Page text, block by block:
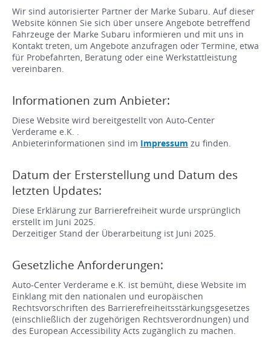
Wir sind autorisierter Partner der Marke Subaru. Auf dieser
Website können Sie sich über unsere Angebote betreffend
Fahrzeuge der Marke Subaru informieren und mit uns in
Kontakt treten, um Angebote anzufragen oder Termine, etwa
für Probefahrten, Beratung oder eine Werkstattleistung
vereinbaren.
Informationen zum Anbieter:
Diese Website wird bereitgestellt von Auto-Center
Verderame e.K. .
Anbieterinformationen sind im Impressum zu finden.
Datum der Ersterstellung und Datum des
letzten Updates:
Diese Erklärung zur Barrierefreiheit wurde ursprünglich
erstellt im Juni 2025.
Derzeitiger Stand der Überarbeitung ist Juni 2025.
Gesetzliche Anforderungen:
Auto-Center Verderame e.K. ist bemüht, diese Website im
Einklang mit den nationalen und europäischen
Rechtsvorschriften des Barrierefreiheitsstärkungsgesetzes
(einschließlich der zugehörigen Rechtsverordnungen) und
des European Accessibility Acts zugänglich zu machen.